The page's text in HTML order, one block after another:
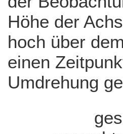
Höhe der
hoch über
einen
Umdrehung